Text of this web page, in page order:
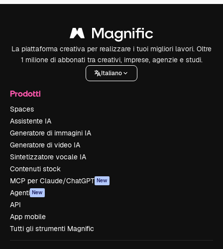
La piattaforma creativa per realizzare i tuoi migliori lavori. Oltre
1 milione di abbonati tra creativi, imprese, agenzie e studi.
Italiano
Prodotti
Spaces
Assistente IA
Generatore di immagini IA
Generatore di video IA
Sintetizzatore vocale IA
Contenuti stock
MCP per Claude/ChatGPT New
Agenti New
API
App mobile
Tutti gli strumenti Magnific